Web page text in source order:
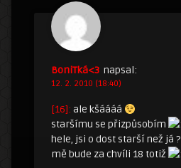
BoniTká<3 napsal:
12. 2. 2010 (18:40)
[16]: ale kšáááá
staršímu se přizpůsobím
hele, jsi o dost starší než já ?
mě bude za chvíli 18 totiž